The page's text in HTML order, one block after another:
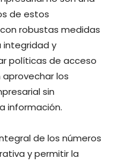
de estos
robustas medidas
integridad y
políticas de acceso
los
sin
información.
de los números
y permitir la